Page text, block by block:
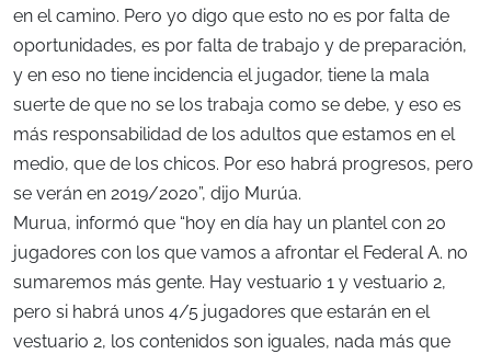
en el camino. Pero yo digo que esto no es por falta de
oportunidades, es por falta de trabajo y de preparación,
y en eso no tiene incidencia el jugador, tiene la mala
suerte de que no se los trabaja como se debe, y eso es
más responsabilidad de los adultos que estamos en el
medio, que de los chicos. Por eso habrá progresos, pero
se verán en 2019/2020”, dijo Murúa.
Murua, informó que “hoy en día hay un plantel con 20
jugadores con los que vamos a afrontar el Federal A. no
sumaremos más gente. Hay vestuario 1 y vestuario 2,
pero si habrá unos 4/5 jugadores que estarán en el
vestuario 2, los contenidos son iguales, nada más que